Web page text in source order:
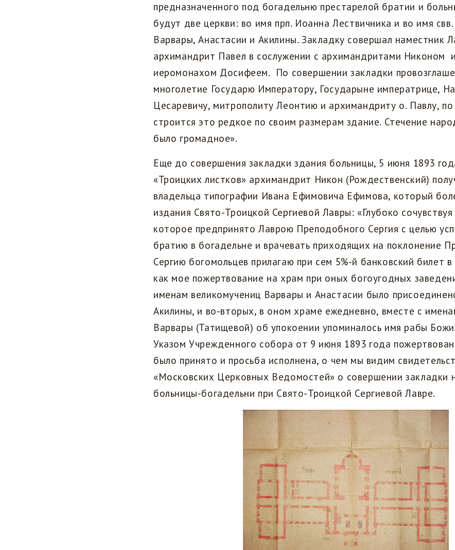
предназначенного под богадельню престарелой братии и
будут две церкви: во имя прп. Иоанна Лествичника и во имя
Варвары, Анастасии и Акилины. Закладку совершал наместник
архимандрит Павел в сослужении с архимандритами Никоном
иеромонахом Досифеем. По совершении закладки
многолетие Государю Императору, Государыне императрице,
Цесаревичу, митрополиту Леонтию и архимандриту о. Павлу,
строится это редкое по своим размерам здание. Стечение
было громадное».
Еще до совершения закладки здания больницы, 5 июня 1893
«Троицких листков» архимандрит Никон (Рождественский)
владельца типографии Ивана Ефимовича Ефимова, который
издания Свято-Троицкой Сергиевой Лавры: «Глубоко
которое предпринято Лаврою Преподобного Сергия с целью
братию в богадельне и врачевать приходящих на поклонение
Сергию богомольцев прилагаю при сем 5%-й банковский билет
как мое пожертвование на храм при оных богоугодных
именам великомучениц Варвары и Анастасии было
Акилины, и во-вторых, в оном храме ежедневно, вместе с
Варвары (Татищевой) об упокоении упоминалось имя рабы
Указом Учрежденного собора от 9 июня 1893 года
было принято и просьба исполнена, о чем мы видим
«Московских Церковных Ведомостей» о совершении закладки
больницы-богадельни при Свято-Троицкой Сергиевой Лавре.